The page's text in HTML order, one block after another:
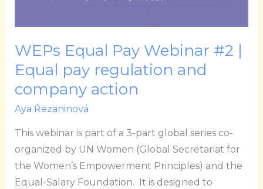
WEPs Equal Pay Webinar #2 |
Equal pay regulation and
company action
Aya Řezaninová
This webinar is part of a 3-part global series co-
organized by UN Women (Global Secretariat for
the Women’s Empowerment Principles) and the
Equal-Salary Foundation. It is designed to
company
action